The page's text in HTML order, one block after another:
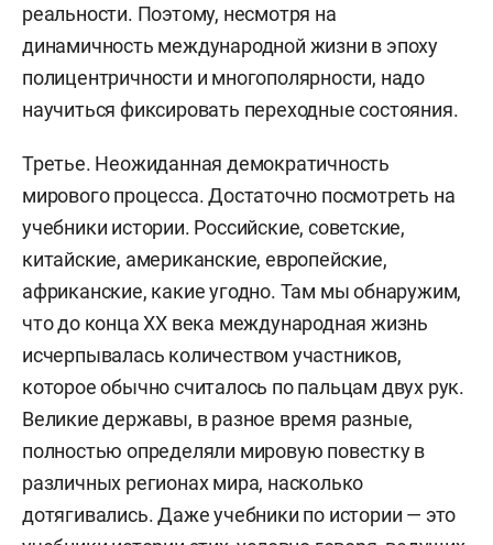
реальности. Поэтому, несмотря на
динамичность международной жизни в эпоху
полицентричности и многополярности, надо
научиться фиксировать переходные состояния.
Третье. Неожиданная демократичность
мирового процесса.Достаточно посмотреть на
учебники истории. Российские, советские,
китайские, американские, европейские,
африканские, какие угодно. Там мы обнаружим,
что до конца XX века международная жизнь
исчерпывалась количеством участников,
которое обычно считалось по пальцам двух рук.
Великие державы, в разное время разные,
полностью определяли мировую повестку в
различных регионах мира, насколько
дотягивались. Даже учебники по истории — это